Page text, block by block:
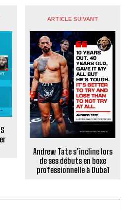
ARTICLE SUIVANT
Andrew Tate s’incline lors
de ses débuts en boxe
professionnelle à Dubaï